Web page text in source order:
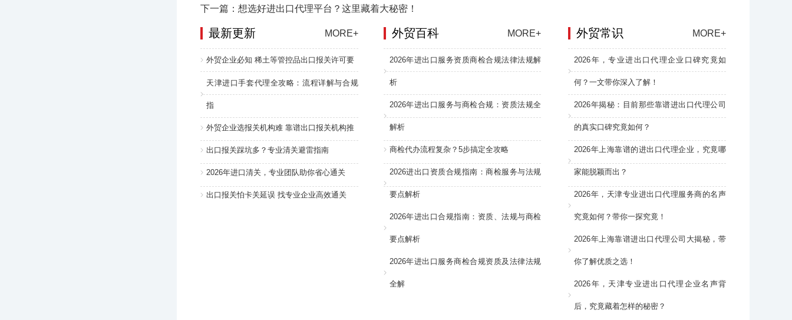
下一篇：想选好进出口代理平台？这里藏着大秘密！
最新更新 MORE+
外贸企业必知 稀土等管控品出口报关许可要
天津进口手套代理全攻略：流程详解与合规
指
外贸企业选报关机构难 靠谱出口报关机构推
出口报关踩坑多？专业清关避雷指南
2026年进口清关，专业团队助你省心通关
出口报关怕卡关延误 找专业企业高效通关
外贸常识 MORE+
2026年，专业进出口代理企业口碑究竟如
何？一文带你深入了解！
2026年揭秘：目前那些靠谱进出口代理公司
的真实口碑究竟如何？
2026年上海靠谱的进出口代理企业，究竟哪
家能脱颖而出？
2026年，天津专业进出口代理服务商的名声
究竟如何？带你一探究竟！
2026年上海靠谱进出口代理公司大揭秘，带
你了解优质之选！
2026年，天津专业进出口代理企业名声背
后，究竟藏着怎样的秘密？
外贸百科 MORE+
2026年进出口服务资质商检合规法律法规解
析
2026年进出口服务与商检合规：资质法规全
解析
商检代办流程复杂？5步搞定全攻略
2026进出口资质合规指南：商检服务与法规
要点解析
2026年进出口合规指南：资质、法规与商检
要点解析
2026年进出口服务商检合规资质及法律法规
全解